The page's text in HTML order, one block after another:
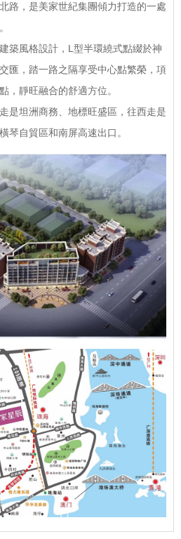
路，是美家世紀集團傾力打造的一處
築風格設計，L型半環繞式點綴於神
匯，踏一路之隔享受中心點繁榮，項
，靜旺融合的舒適方位。
是坦洲商務、地標旺盛區，往西走是
琴自貿區和南屏高速出口。